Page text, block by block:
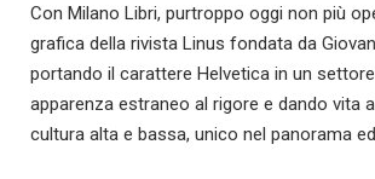
Con Milano Libri, purtroppo oggi non più
grafica della rivista Linus fondata da
portando il carattere Helvetica in un
apparenza estraneo al rigore e dando vita
cultura alta e bassa, unico nel panorama